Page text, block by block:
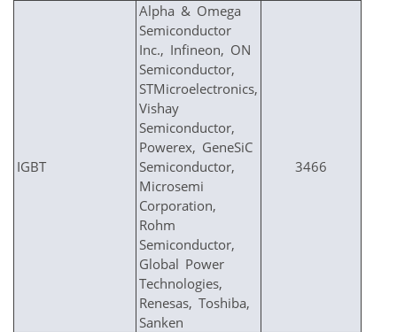
IGBT
Alpha & Omega
Semiconductor
Inc., Infineon, ON
Semiconductor,
STMicroelectronics,
Vishay
Semiconductor,
Powerex, GeneSiC
Semiconductor,
Microsemi
Corporation,
Rohm
Semiconductor,
Global Power
Technologies,
Renesas, Toshiba,
Sanken
3466